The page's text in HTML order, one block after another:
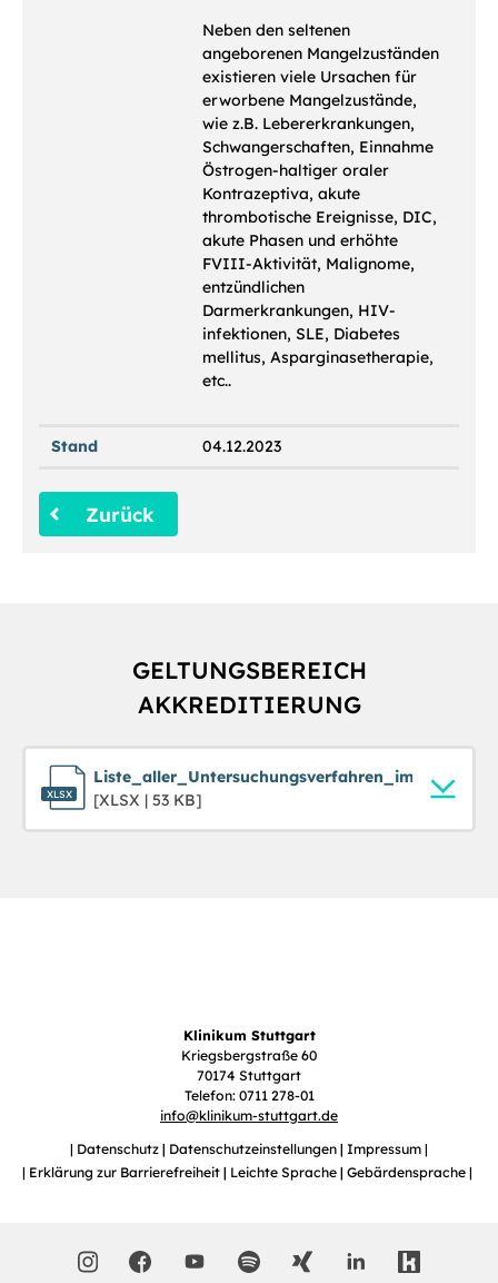
Neben den seltenen
angeborenen Mangelzuständen
existieren viele Ursachen für
erworbene Mangelzustände,
wie z.B. Lebererkrankungen,
Schwangerschaften, Einnahme
Östrogen-haltiger oraler
Kontrazeptiva, akute
thrombotische Ereignisse, DIC,
akute Phasen und erhöhte
FVIII-Aktivität, Malignome,
entzündlichen
Darmerkrankungen, HIV-
infektionen, SLE, Diabetes
mellitus, Asparginasetherapie,
etc..
Stand 04.12.2023
Zurück
GELTUNGSBEREICH
AKKREDITIERUNG
[XLSX | 53 KB]
Klinikum Stuttgart
Kriegsbergstraße 60
70174 Stuttgart
Telefon: 0711 278-01
info@klinikum-stuttgart.de
Datenschutz
Datenschutzeinstellungen
Impressum
Erklärung zur Barrierefreiheit
Leichte Sprache Gebärdensprache